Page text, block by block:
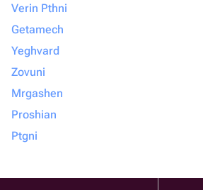
Verin Pthni
Getamech
Yeghvard
Zovuni
Mrgashen
Proshian
Ptgni